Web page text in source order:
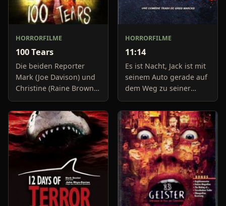
HORRORFILME
100 Tears
Die beiden Reporter
Mark (Joe Davison) und
Christine (Raine Brown)
haben keine Lust mehr
auf belanglose
Boulevard-Meldungen
und befassen sich
neuerdings mit Se
HORRORFILME
11:14
Es ist Nacht, Jack ist mit
seinem Auto gerade auf
dem Weg zu seiner
Freundin, um diese
abzuholen. Die Uhr im
Auto springt auf 11:14h,
genau in dem Moment
fäll